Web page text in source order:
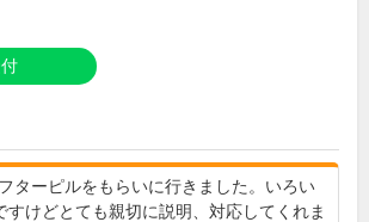
ターピルをもらいに行きました。いろい
すけどとても親切に説明、対応してくれま